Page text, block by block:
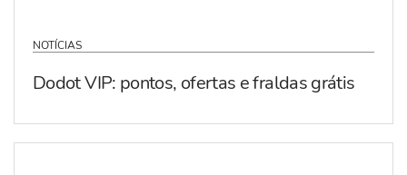
NOTÍCIAS
Dodot VIP: pontos, ofertas e fraldas grátis